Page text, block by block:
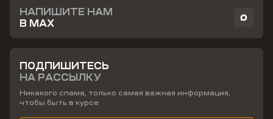
НАПИШИТЕ НАМ
В MAX
ПОДПИШИТЕСЬ
НА РАССЫЛКУ
Никакого спама, только самая важная информация,
чтобы быть в курсе